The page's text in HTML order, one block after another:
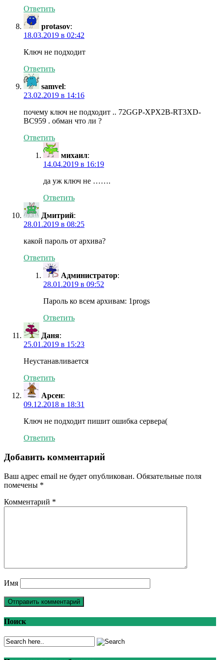
Ответить
protasov:
18.03.2019 в 02:42
Ключ не подходит
Ответить
samvel:
23.02.2019 в 14:16
почему ключ не подходит .. 72GGP-XPX2B-RT3XD-
BC959 . обман что ли ?
Ответить
михаил:
14.04.2019 в 16:19
да уж ключ не …….
Ответить
Дмитрий:
28.01.2019 в 08:25
какой пароль от архива?
Ответить
Администратор:
28.01.2019 в 09:52
Пароль ко всем архивам: 1progs
Ответить
Даня:
25.01.2019 в 15:23
Неустанавливается
Ответить
Арсен:
09.12.2018 в 18:31
Ключ не подходит пишит ошибка сервера(
Ответить
Добавить комментарий
Ваш адрес email не будет опубликован. Обязательные поля
помечены *
Комментарий *
Имя
Поиск